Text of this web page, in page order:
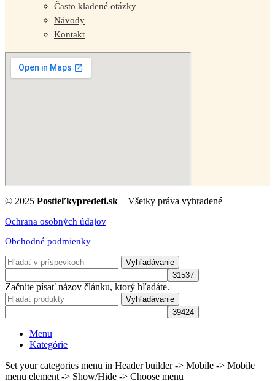
Často kladené otázky
Návody
Kontakt
© 2025 Postieľkypredeti.sk – Všetky práva vyhradené
Ochrana osobných údajov
Obchodné podmienky
Vyhľadávanie
Začnite písať názov článku, ktorý hľadáte.
Vyhľadávanie
Menu
Kategórie
Set your categories menu in Header builder -> Mobile -> Mobile
menu element -> Show/Hide -> Choose menu